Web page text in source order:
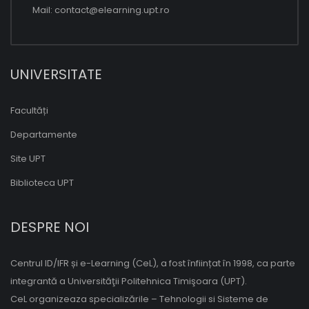
Mail: contact@elearning.upt.ro
UNIVERSITATE
Facultăți
Departamente
Site UPT
Biblioteca UPT
DESPRE NOI
Centrul ID/IFR și e-Learning (CeL), a fost înființat în 1998, ca parte
integrantă a Universităţii Politehnica Timişoara (UPT).
CeL organizeaza specializările – Tehnologii si Sisteme de